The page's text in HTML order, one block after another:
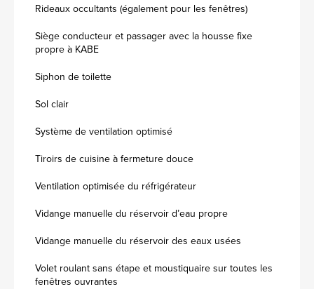
Rideaux occultants (également pour les fenêtres)
Siège conducteur et passager avec la housse fixe
propre à KABE
Siphon de toilette
Sol clair
Système de ventilation optimisé
Tiroirs de cuisine à fermeture douce
Ventilation optimisée du réfrigérateur
Vidange manuelle du réservoir d’eau propre
Vidange manuelle du réservoir des eaux usées
Volet roulant sans étape et moustiquaire sur toutes les
fenêtres ouvrantes